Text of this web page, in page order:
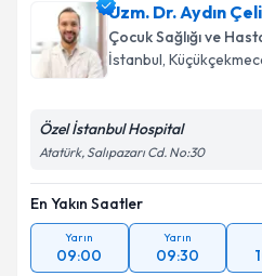
almanız için bir takvim
bilgilendireceğiz.
E-posta Adresiniz
Kişisel verilerimin
Metni
kapsamda işlenmesini
Uzm. Dr. Aydın
Çocuk Sağlığı ve
İstanbul,
Özel İstanbul Hospital
Atatürk, Salıpazarı Cd. No:30
En Yakın Saatler
Yarın
09:00
Yarın
09:30